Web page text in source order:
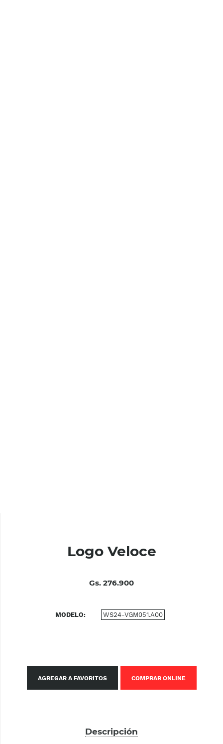
Logo Veloce
Gs. 276.900
MODELO WS24-VGM051.A00
AGREGAR A FAVORITOS COMPRAR ONLINE
Descripción